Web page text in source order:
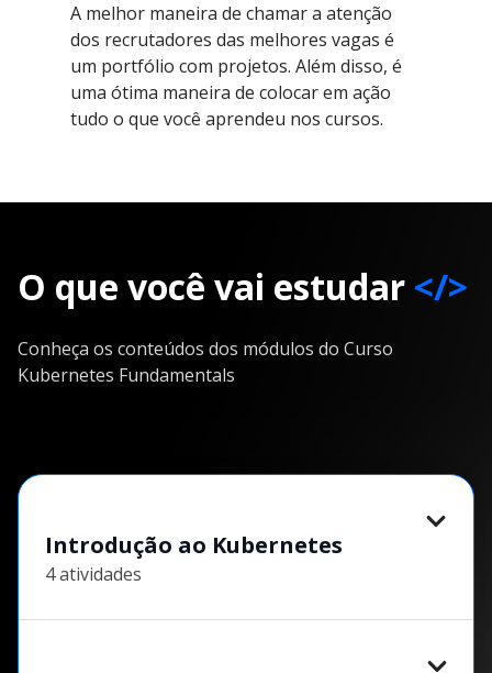
A melhor maneira de chamar a atenção
dos recrutadores das melhores vagas é
um portfólio com projetos. Além disso, é
uma ótima maneira de colocar em ação
tudo o que você aprendeu nos cursos.
O que você vai estudar </>
Conheça os conteúdos dos módulos do Curso
Kubernetes Fundamentals
Introdução ao Kubernetes
4 atividades